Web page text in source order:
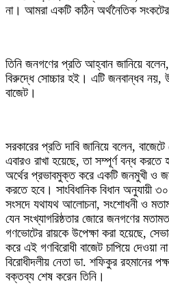
না। আমরা একটি কঠিন অর্থনৈতিক
তিনি জনগণের প্রতি আহ্বান জানিয়ে
বিরুদ্ধে সোচ্চার হই। এটি জনবান্ধব নয়,
বাজেট।
সরকারের প্রতি দাবি জানিয়ে বলেন,
এবারও রাখা হয়েছে, তা সম্পূর্ণ বন্ধ করতে
অর্থের প্রভাবমুক্ত করে একটি জনমুখী ও
করতে হবে। সাংবিধানিক বিধান অনুযায়ী
সংসদে যথাযথ আলোচনা, সংশোধনী ও
যেন সংখ্যাগরিষ্ঠতার জোরে জনগণের
গণভোটের রায়কে উপেক্ষা করা হয়েছে,
করে এই গণবিরোধী বাজেট চাপিয়ে দেওয়া
বিরোধীদলীয় নেতা ডা. শফিকুর রহমানের
বক্তব্য শেষ করেন তিনি।